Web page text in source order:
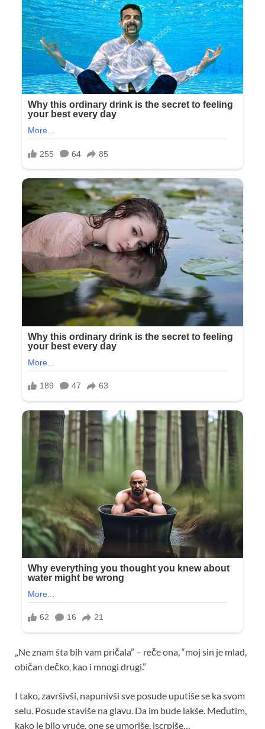
„Ne znam šta bih vam pričala” – reče ona, “moj sin je mlad,
običan dečko, kao i mnogi drugi.”
I tako, završivši, napunivši sve posude uputiše se ka svom
selu. Posude staviše na glavu. Da im bude lakše. Međutim,
kako je bilo vruće, one se umoriše, iscrpiše…